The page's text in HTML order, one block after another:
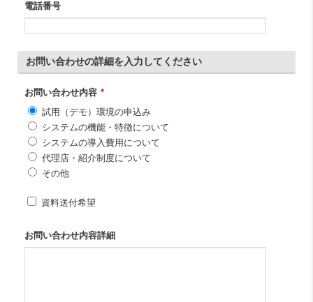
電話番号
お問い合わせの詳細を入力してください
お問い合わせ内容 *
試用（デモ）環境の申込み
システムの機能・特徴について
システムの導入費用について
代理店・紹介制度について
その他
資料送付希望
お問い合わせ内容詳細